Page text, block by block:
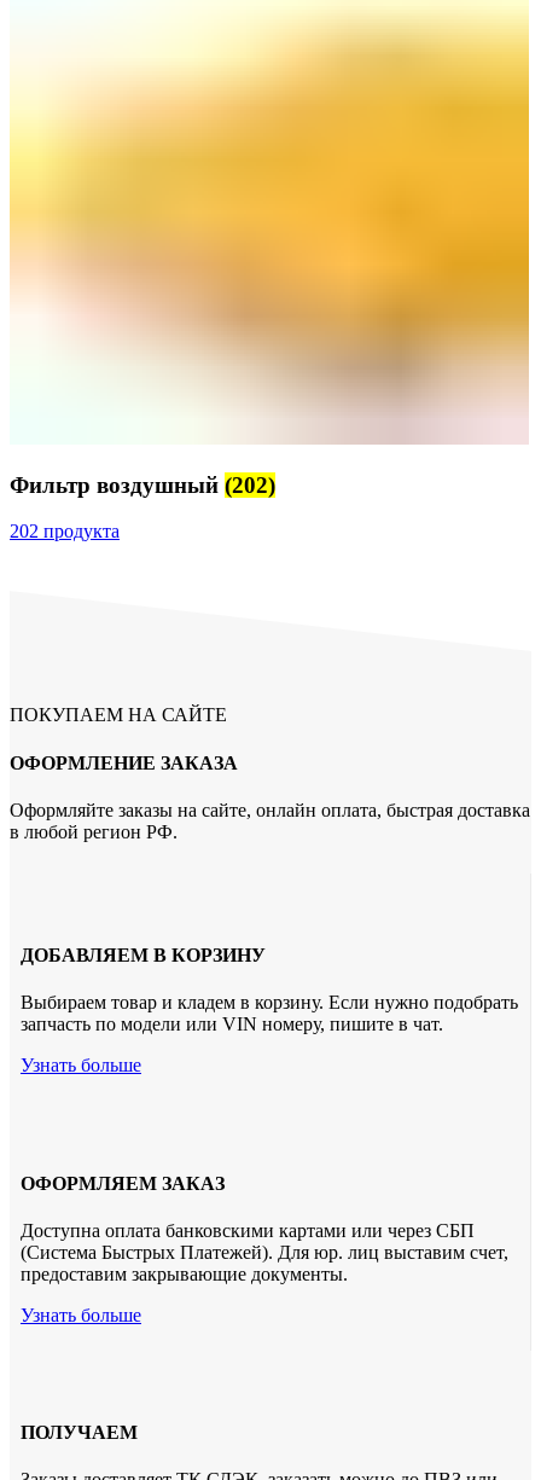
Фильтр воздушный (202)
202 продукта
ПОКУПАЕМ НА САЙТЕ
ОФОРМЛЕНИЕ ЗАКАЗА
Оформляйте заказы на сайте, онлайн оплата, быстрая доставка
в любой регион РФ.
ДОБАВЛЯЕМ В КОРЗИНУ
Выбираем товар и кладем в корзину. Если нужно подобрать
запчасть по модели или VIN номеру, пишите в чат.
Узнать больше
ОФОРМЛЯЕМ ЗАКАЗ
Доступна оплата банковскими картами или через СБП
(Система Быстрых Платежей). Для юр. лиц выставим счет,
предоставим закрывающие документы.
Узнать больше
ПОЛУЧАЕМ